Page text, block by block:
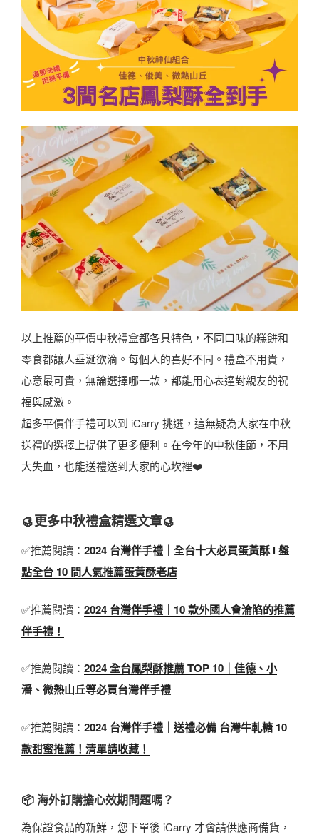
以上推薦的平價中秋禮盒都各具特色，不同口味的糕餅和
零食都讓人垂涎欲滴。每個人的喜好不同。禮盒不用貴，
心意最可貴，無論選擇哪一款，都能用心表達對親友的祝
福與感激。
超多平價伴手禮可以到 iCarry 挑選，這無疑為大家在中秋
送禮的選擇上提供了更多便利。在今年的中秋佳節，不用
大失血，也能送禮送到大家的心坎裡❤️
🥮更多中秋禮盒精選文章🥮
✅推薦閱讀： 2024 台灣伴手禮｜全台十大必買蛋黃酥 l 盤
點全台 10 間人氣推薦蛋黃酥老店
✅推薦閱讀： 2024 台灣伴手禮｜10 款外國人會淪陷的推薦
伴手禮！
✅推薦閱讀： 2024 全台鳳梨酥推薦 TOP 10｜佳德、小
潘、微熱山丘等必買台灣伴手禮
✅推薦閱讀： 2024 台灣伴手禮｜送禮必備 台灣牛軋糖 10
款甜蜜推薦！清單請收藏！
📦 海外訂購擔心效期問題嗎？
為保證食品的新鮮，您下單後 iCarry 才會請供應商備貨，